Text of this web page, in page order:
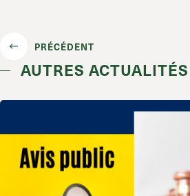
PRÉCÉDENT
AUTRES ACTUALITÉS